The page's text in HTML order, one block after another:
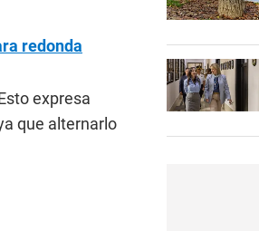
redonda
expresa
que alternarlo